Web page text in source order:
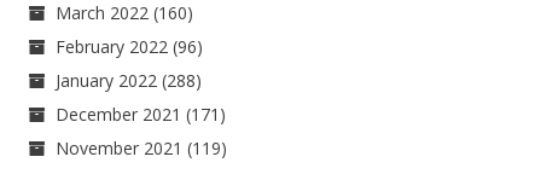
March 2022 (160)
February 2022 (96)
January 2022 (288)
December 2021 (171)
November 2021 (119)